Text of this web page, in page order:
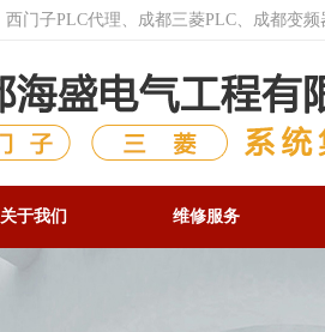
门子PLC代理、成都三菱PLC、成都变
关于我们 维修服务